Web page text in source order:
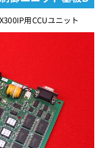
用CCUユニット